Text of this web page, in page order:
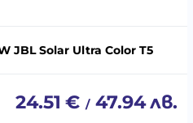
JBL Solar Ultra Color T5
24.51 € / 47.94лв.